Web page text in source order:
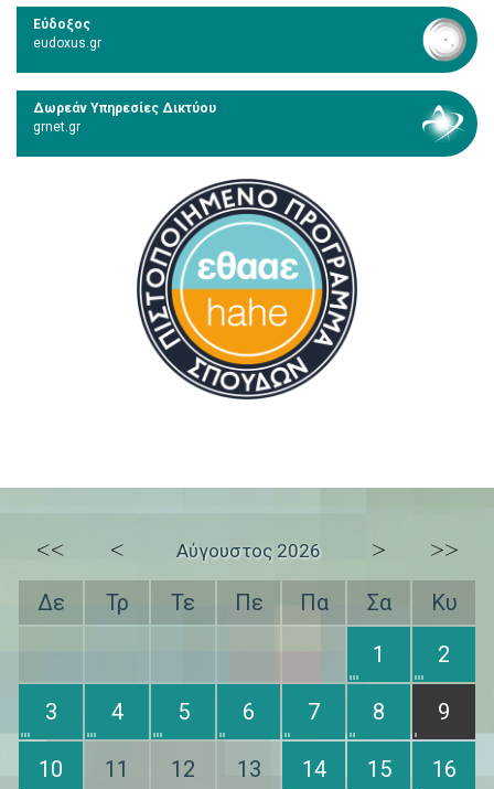
Εύδοξος
eudoxus.gr
Δωρεάν Υπηρεσίες Δικτύου
grnet.gr
<< < Αύγουστος 2026 > >>
Δε Τρ Τε Πε Πα Σα
Κυ
1
2
3 4 5 6 7 8 9
10 11 12 13 14 15 16